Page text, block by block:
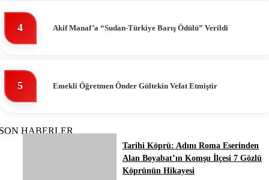
4 Akif Manaf’a “Sudan-Türkiye Barış Ödülü” Verildi
5 Emekli Öğretmen Ônder Gültekin Vefat Etmiştir
HABERLER
Tarihi Köprü: Adını Roma Eserinden
Alan Boyabat’ın Komşu İlçesi 7 Gözlü
Köprünün Hikayesi